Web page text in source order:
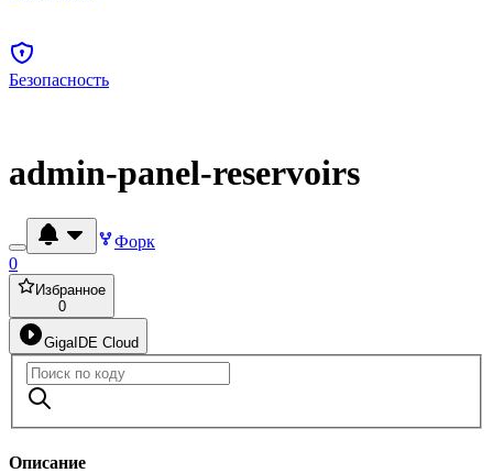
Безопасность
admin-panel-reservoirs
Форк
0
Избранное
0
GigaIDE Cloud
Описание